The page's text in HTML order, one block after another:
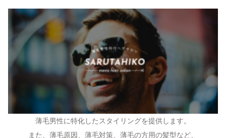
薄毛男性に特化したスタイリングを提供します。
また、薄毛原因、薄毛対策、薄毛の方用の髪型など、